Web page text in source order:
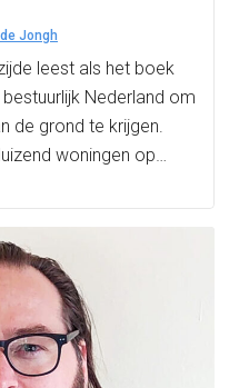
Jongh
leest als het boek
Nederland om
de grond te krijgen.
woningen op…